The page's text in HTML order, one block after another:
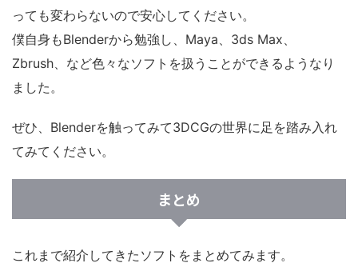
っても変わらないので安心してください。
僕自身もBlenderから勉強し、Maya、3ds Max、
Zbrush、など色々なソフトを扱うことができるようなり
ました。
ぜひ、Blenderを触ってみて3DCGの世界に足を踏み入れ
てみてください。
まとめ
これまで紹介してきたソフトをまとめてみます。